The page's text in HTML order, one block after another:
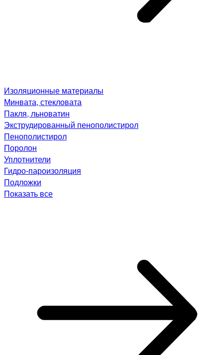
Изоляционные материалы
Минвата, стекловата
Пакля, льноватин
Экструдированный пенополистирол
Пенополистирол
Поролон
Уплотнители
Гидро-пароизоляция
Подложки
Показать все